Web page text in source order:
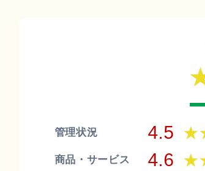
管理状況 4.5
商品・サービス 4.6